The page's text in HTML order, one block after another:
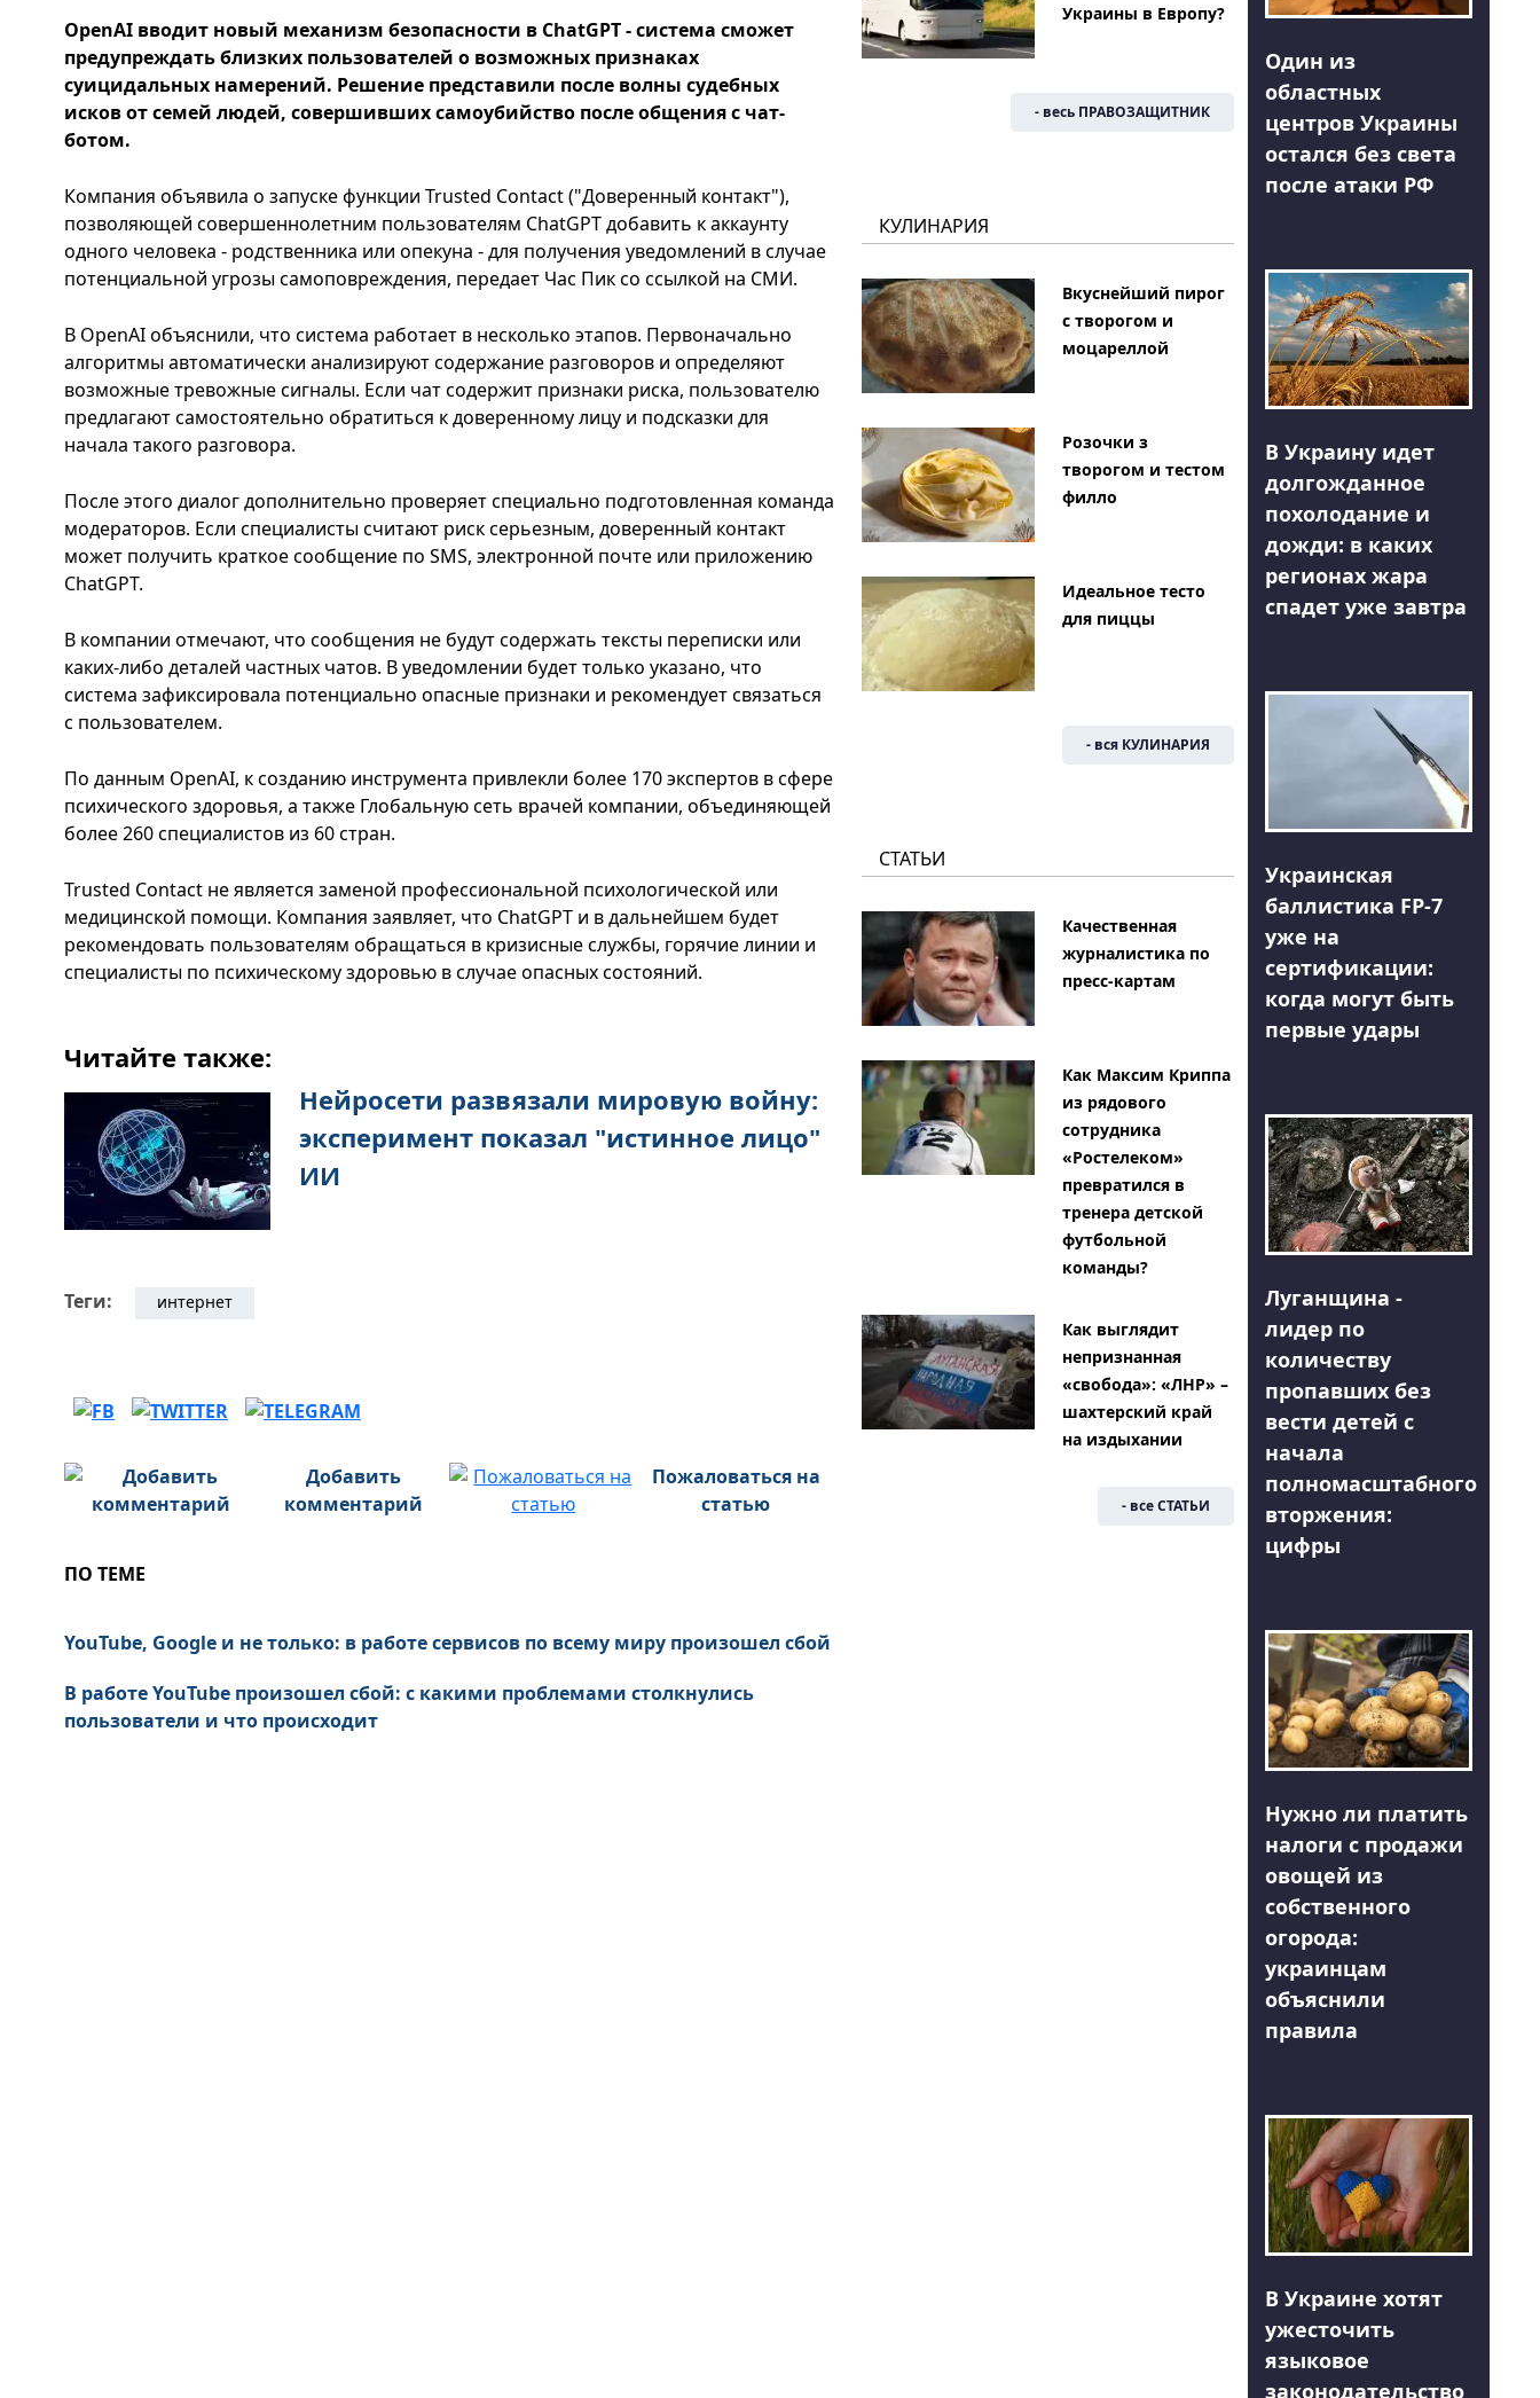
OpenAI вводит новый механизм безопасности в ChatGPT - система сможет
предупреждать близких пользователей о возможных признаках
суицидальных намерений. Решение представили после волны судебных
исков от семей людей, совершивших самоубийство после общения с чат-
ботом.
Компания объявила о запуске функции Trusted Contact ("Доверенный контакт"),
позволяющей совершеннолетним пользователям ChatGPT добавить к аккаунту
одного человека - родственника или опекуна - для получения уведомлений в случае
потенциальной угрозы самоповреждения, передает Час Пик со ссылкой на СМИ.
В OpenAI объяснили, что система работает в несколько этапов. Первоначально
алгоритмы автоматически анализируют содержание разговоров и определяют
возможные тревожные сигналы. Если чат содержит признаки риска, пользователю
предлагают самостоятельно обратиться к доверенному лицу и подсказки для
начала такого разговора.
После этого диалог дополнительно проверяет специально подготовленная команда
модераторов. Если специалисты считают риск серьезным, доверенный контакт
может получить краткое сообщение по SMS, электронной почте или приложению
ChatGPT.
В компании отмечают, что сообщения не будут содержать тексты переписки или
каких-либо деталей частных чатов. В уведомлении будет только указано, что
система зафиксировала потенциально опасные признаки и рекомендует связаться
с пользователем.
По данным OpenAI, к созданию инструмента привлекли более 170 экспертов в сфере
психического здоровья, а также Глобальную сеть врачей компании, объединяющей
более 260 специалистов из 60 стран.
Trusted Contact не является заменой профессиональной психологической или
медицинской помощи. Компания заявляет, что ChatGPT и в дальнейшем будет
рекомендовать пользователям обращаться в кризисные службы, горячие линии и
специалисты по психическому здоровью в случае опасных состояний.
Читайте также:
Нейросети развязали мировую войну:
эксперимент показал "истинное лицо"
ИИ
Теги: интернет
Добавить
комментарий
Пожаловаться на
статью
ПО ТЕМЕ
YouTube, Google и не только: в работе сервисов по всему миру произошел сбой
В работе YouTube произошел сбой: с какими проблемами столкнулись
пользователи и что происходит
Украины в Европу?
- весь ПРАВОЗАЩИТНИК
КУЛИНАРИЯ
Вкуснейший пирог
с творогом и
моцареллой
Розочки з
творогом и тестом
филло
Идеальное тесто
для пиццы
- вся КУЛИНАРИЯ
СТАТЬИ
Качественная
журналистика по
пресс-картам
Как Максим Криппа
из рядового
сотрудника
«Ростелеком»
превратился в
тренера детской
футбольной
команды?
Как выглядит
непризнанная
«свобода»: «ЛНР» –
шахтерский край
на издыхании
- все СТАТЬИ
Один из
областных
центров Украины
остался без света
после атаки РФ
В Украину идет
долгожданное
похолодание и
дожди: в каких
регионах жара
спадет уже завтра
Украинская
баллистика FP-7
уже на
сертификации:
когда могут быть
первые удары
Луганщина -
лидер по
количеству
пропавших без
вести детей с
начала
полномасштабного
вторжения:
цифры
Нужно ли платить
налоги с продажи
овощей из
собственного
огорода:
украинцам
объяснили
правила
В Украине хотят
ужесточить
языковое
законодательство